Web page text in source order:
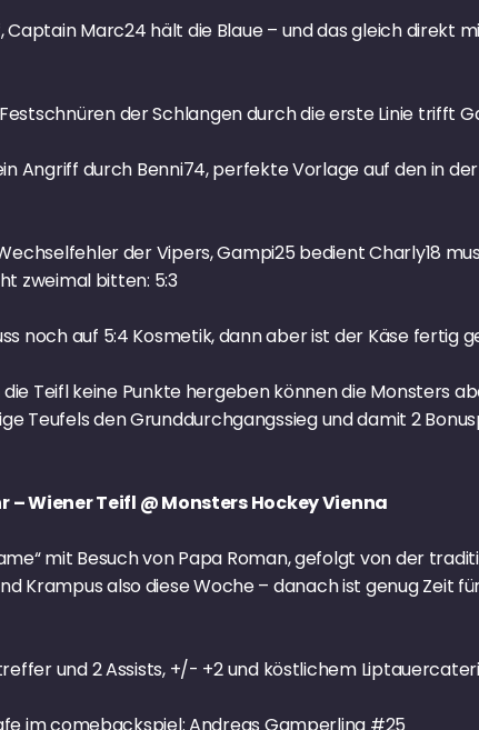
Marc24 hält die Blaue – und das gleich direkt
der Schlangen durch die erste Linie trifft
Angriff durch Benni74, perfekte Vorlage auf den in
der Vipers, Gampi25 bedient Charly18
zweimal bitten: 5:3
noch auf 5:4 Kosmetik, dann aber ist der Käse fertig
Teifl keine Punkte hergeben können die Monsters
Teufels den Grunddurchgangssieg und damit 2
– Wiener Teifl @ Monsters Hockey Vienna
mit Besuch von Papa Roman, gefolgt von der
Krampus also diese Woche – danach ist genug Zeit
und 2 Assists, +/- +2 und köstlichem